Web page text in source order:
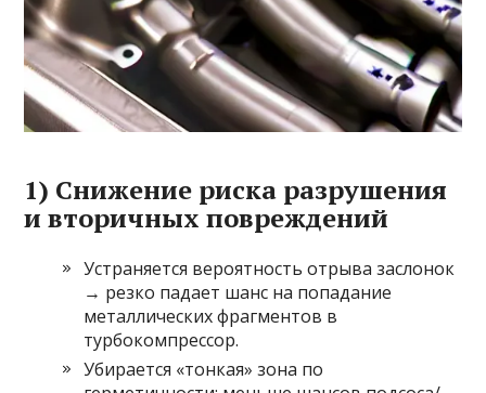
1) Снижение риска разрушения
и вторичных повреждений
Устраняется вероятность отрыва заслонок
→ резко падает шанс на попадание
металлических фрагментов в
турбокомпрессор.
Убирается «тонкая» зона по